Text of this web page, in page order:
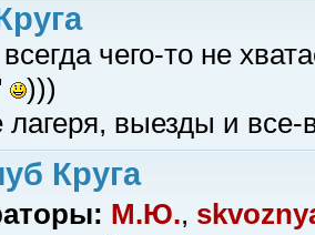
чего-то не
)))
лагеря, выезды и все-
Круга
М.Ю.,